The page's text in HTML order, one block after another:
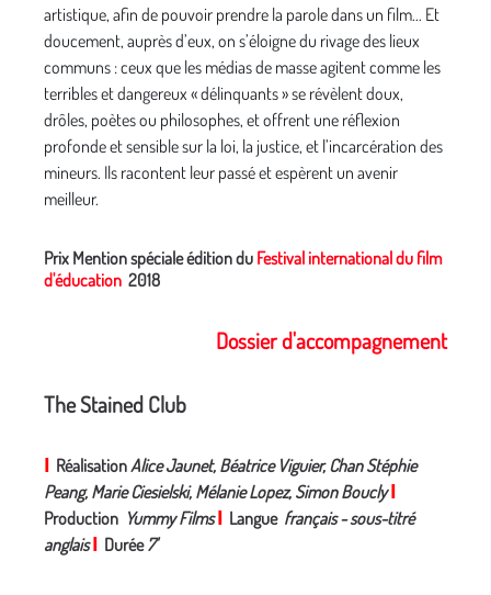
artistique, afin de pouvoir prendre la parole dans un film... Et
doucement, auprès d’eux, on s’éloigne du rivage des lieux
communs : ceux que les médias de masse agitent comme les
terribles et dangereux « délinquants » se révèlent doux,
drôles, poètes ou philosophes, et offrent une réflexion
profonde et sensible sur la loi, la justice, et l’incarcération des
mineurs. Ils racontent leur passé et espèrent un avenir
meilleur.
Prix Mention spéciale édition du Festival international du film
d'éducation 2018
Dossier d'accompagnement
The Stained Club
RéalisationAlice Jaunet, Béatrice Viguier, Chan Stéphie
Peang, Marie Ciesielski, Mélanie Lopez, Simon Boucly
Production Yummy Films Langue français - sous-titré
anglais
Durée7'